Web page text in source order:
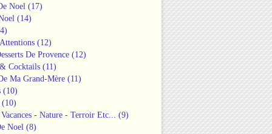
Noel (17)
(14)
(12)
De Provence (12)
Cocktails (11)
Ma Grand-Mère (11)
(10)
(10)
- Nature - Terroir Etc... (9)
Noel (8)